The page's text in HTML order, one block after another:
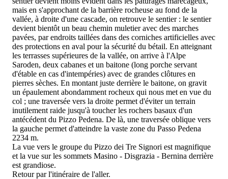
mais en s'approchant de la barrière rocheuse au fond de la
vallée, à droite d'une cascade, on retrouve le sentier : le sentier
devient bientôt un beau chemin muletier avec des marches
pavées, par endroits taillées dans des corniches artificielles avec
des protections en aval pour la sécurité du bétail. En atteignant
les terrasses supérieures de la vallée, on arrive à l'Alpe
Saroden, deux cabanes et un baitone (long porche servant
d'étable en cas d'intempéries) avec de grandes clôtures en
pierres sèches. En montant juste derrière le baitone, on gravit
un épaulement abondamment rocheux qui nous met en vue du
col ; une traversée vers la droite permet d'éviter un terrain
inutilement raide jusqu'à toucher les rochers basaux d'un
antécédent du Pizzo Pedena. De là, une traversée oblique vers
la gauche permet d'atteindre la vaste zone du Passo Pedena
2234 m.
La vue vers le groupe du Pizzo dei Tre Signori est magnifique
et la vue sur les sommets Masino - Disgrazia - Bernina derrière
est grandiose.
Retour par l'itinéraire de l'aller.